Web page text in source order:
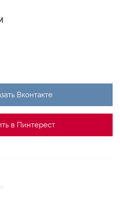
Вконтакте
в Пинтерест